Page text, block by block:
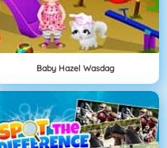
Baby Hazel Wasdag